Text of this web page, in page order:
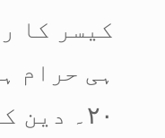
کیسر کا
ہی حرام
۲۰۔